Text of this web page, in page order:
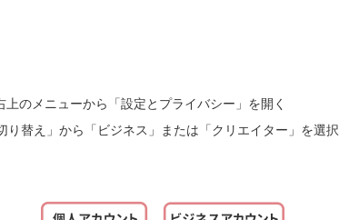
のメニューから「設定とプライバシー」を開く
り替え」から「ビジネス」または「クリエイター」を選択